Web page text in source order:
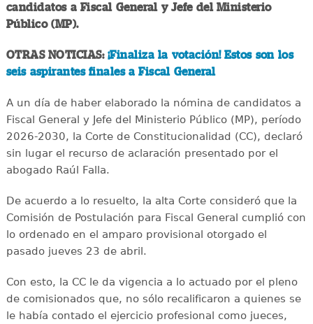
candidatos a Fiscal General y Jefe del Ministerio
Público (MP).
OTRAS NOTICIAS: ¡Finaliza la votación! Estos son los
seis aspirantes finales a Fiscal General
A un día de haber elaborado la nómina de candidatos a
Fiscal General y Jefe del Ministerio Público (MP), período
2026-2030, la Corte de Constitucionalidad (CC), declaró
sin lugar el recurso de aclaración presentado por el
abogado Raúl Falla.
De acuerdo a lo resuelto, la alta Corte consideró que la
Comisión de Postulación para Fiscal General cumplió con
lo ordenado en el amparo provisional otorgado el
pasado jueves 23 de abril.
Con esto, la CC le da vigencia a lo actuado por el pleno
de comisionados que, no sólo recalificaron a quienes se
le había contado el ejercicio profesional como jueces,